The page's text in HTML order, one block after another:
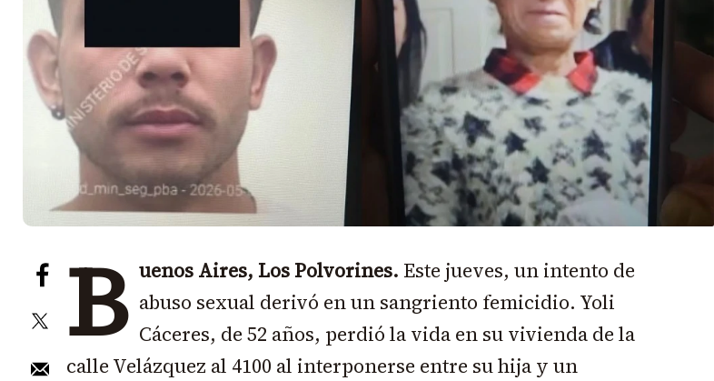
B uenos Aires, Los Polvorines. Este jueves, un intento de
abuso sexual derivó en un sangriento femicidio. Yoli
Cáceres, de 52 años, perdió la vida en su vivienda de la
calle Velázquez al 4100 al interponerse entre su hija y un